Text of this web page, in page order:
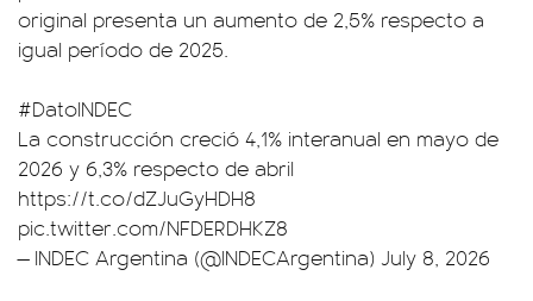
original presenta un aumento de 2,5% respecto a
igual período de 2025.
#DatoINDEC
La construcción creció 4,1% interanual en mayo de
2026 y 6,3% respecto de abril
https://t.co/dZJuGyHDH8
pic.twitter.com/NFDERDHKZ8
— INDEC Argentina (@INDECArgentina) July 8, 2026